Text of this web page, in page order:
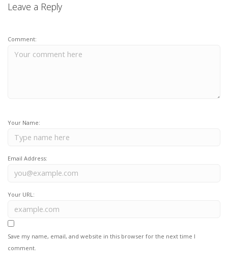
Leave a Reply
Comment:
Your Name:
Email Address:
Your URL:
Save my name, email, and website in this browser for the next time I
comment.